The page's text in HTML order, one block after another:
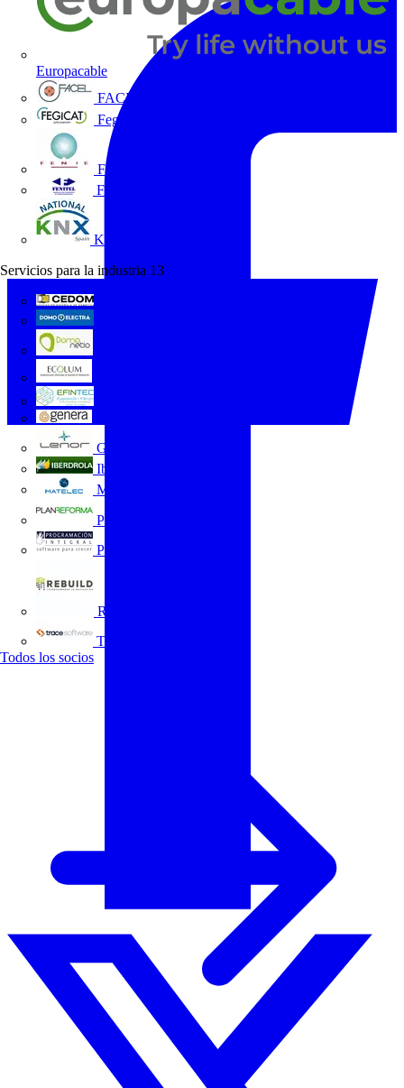
Europacable
FACEL
Fegicat
FENIE
FENITEL
KNX España
Servicios para la industria 13
Grupo Lenor
Iberdrola
MATELEC
Plan Reforma
Programación Integral
REBUILD
Trace Software
Todos los socios